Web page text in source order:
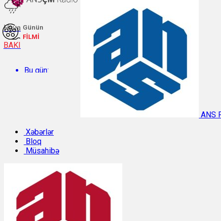
Hava
BAKI
Bu gün:
Temperatur: 30°C. Rütubət: 46%.
Sabah:
Günün
FİLMİ
ANS
Xəbərlər
Bloq
Müsahibə